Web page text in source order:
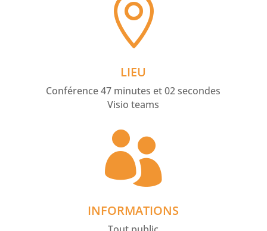

LIEU
Conférence 47 minutes et 02 secondes
Visio teams

INFORMATIONS